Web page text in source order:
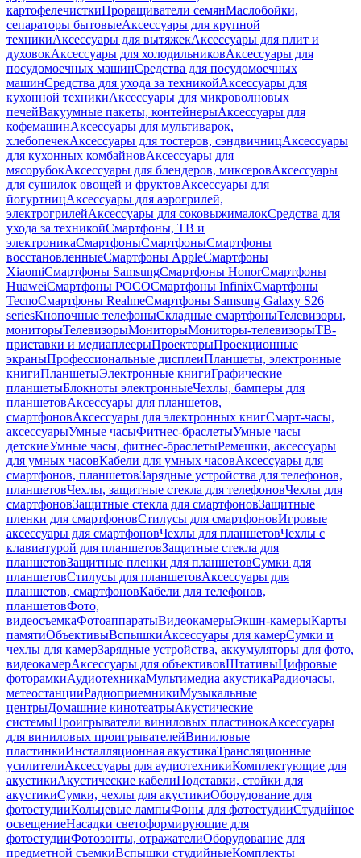
картофелечисткиПроращиватели семянМаслобойки,
сепараторы бытовыеАксессуары для крупной
техникиАксессуары для вытяжекАксессуары для плит и
духовокАксессуары для холодильниковАксессуары для
посудомоечных машинСредства для посудомоечных
машинСредства для ухода за техникойАксессуары для
кухонной техникиАксессуары для микроволновых
печейВакуумные пакеты, контейнерыАксессуары для
кофемашинАксессуары для мультиварок,
хлебопечекАксессуары для тостеров, сэндвичницАксессуары
для кухонных комбайновАксессуары для
мясорубокАксессуары для блендеров, миксеровАксессуары
для сушилок овощей и фруктовАксессуары для
йогуртницАксессуары для аэрогрилей,
электрогрилейАксессуары для соковыжималокСредства для
ухода за техникойСмартфоны, ТВ и
электроникаСмартфоныСмартфоныСмартфоны
восстановленныеСмартфоны AppleСмартфоны
XiaomiСмартфоны SamsungСмартфоны HonorСмартфоны
HuaweiСмартфоны POCOСмартфоны InfinixСмартфоны
TecnoСмартфоны RealmeСмартфоны Samsung Galaxy S26
seriesКнопочные телефоныСкладные смартфоныТелевизоры,
мониторыТелевизорыМониторыМониторы-телевизорыТВ-
приставки и медиаплеерыПроекторыПроекционные
экраныПрофессиональные дисплеиПланшеты, электронные
книгиПланшетыЭлектронные книгиГрафические
планшетыБлокноты электронныеЧехлы, бамперы для
планшетовАксессуары для планшетов,
смартфоновАксессуары для электронных книгСмарт-часы,
аксессуарыУмные часыФитнес-браслетыУмные часы
детскиеУмные часы, фитнес-браслетыРемешки, аксессуары
для умных часовКабели для умных часовАксессуары для
смартфонов, планшетовЗарядные устройства для телефонов,
планшетовЧехлы, защитные стекла для телефоновЧехлы для
смартфоновЗащитные стекла для смартфоновЗащитные
пленки для смартфоновСтилусы для смартфоновИгровые
аксессуары для смартфоновЧехлы для планшетовЧехлы с
клавиатурой для планшетовЗащитные стекла для
планшетовЗащитные пленки для планшетовСумки для
планшетовСтилусы для планшетовАксессуары для
планшетов, смартфоновКабели для телефонов,
планшетовФото,
видеосъемкаФотоаппаратыВидеокамерыЭкшн-камерыКарты
памятиОбъективыВспышкиАксессуары для камерСумки и
чехлы для камерЗарядные устройства, аккумуляторы для фото,
видеокамерАксессуары для объективовШтативыЦифровые
фоторамкиАудиотехникаМультимедиа акустикаРадиочасы,
метеостанцииРадиоприемникиМузыкальные
центрыДомашние кинотеатрыАкустические
системыПроигрыватели виниловых пластинокАксессуары
для виниловых проигрывателейВиниловые
пластинкиИнсталляционная акустикаТрансляционные
усилителиАксессуары для аудиотехникиКомплектующие для
акустикиАкустические кабелиПодставки, стойки для
акустикиСумки, чехлы для акустикиОборудование для
фотостудииКольцевые лампыФоны для фотостудииСтудийное
освещениеНасадки светоформирующие для
фотостудииФотозонты, отражателиОборудование для
предметной съемкиВспышки студийныеКомплекты